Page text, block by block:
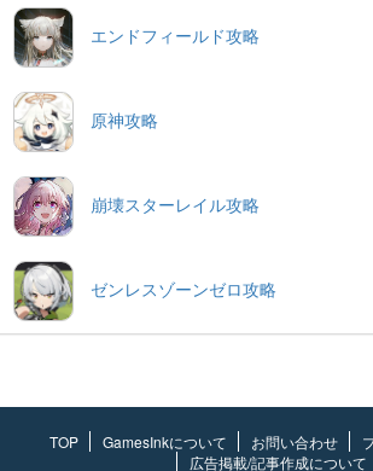
エンドフィールド攻略
原神攻略
崩壊スターレイル攻略
ゼンレスゾーンゼロ攻略
TOP GamesInkについて お問い合わせ
広告掲載/記事作成について